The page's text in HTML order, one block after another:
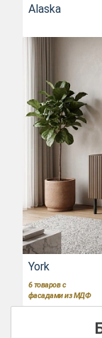
Alaska
York
6 товаров с
фасадами из МДФ